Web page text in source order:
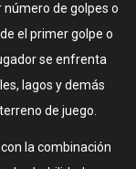
de golpes o
el primer golpe o
se enfrenta
lagos y demás
de juego.
la combinación